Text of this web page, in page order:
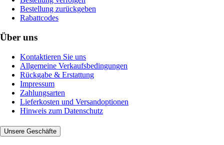
Bestellung zurückgeben
Rabattcodes
Über uns
Kontaktieren Sie uns
Allgemeine Verkaufsbedingungen
Rückgabe & Erstattung
Impressum
Zahlungsarten
Lieferkosten und Versandoptionen
Hinweis zum Datenschutz
Unsere Geschäfte